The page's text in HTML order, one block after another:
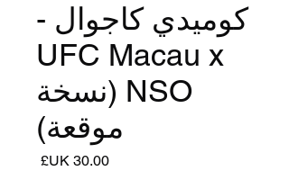
كوميدي كاجوال -
UFC Macau x
NSO (نسخة
موقعة)
السعر